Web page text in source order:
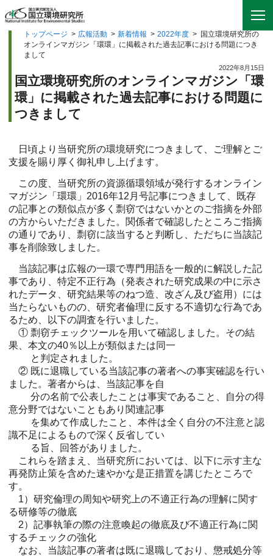
トップページ > 広報活動 > 新着情報 > 2022年度 > 国立環境研究所の
オンラインマガジン「環環」に掲載された過去記事における問題につき
まして
2022年8月15日
国立環境研究所のオンラインマガジン「環
環」に掲載された過去記事における問題に
つきまして
日頃より当研究所の環境研究につきまして、ご理解とご
支援を賜り厚く御礼申し上げます。
この度、当研究所の資源循環領域が発行するオンライン
マガジン「環環」2016年12月号記事につきまして、既存
の記事との類似点が多く剽窃ではないかとのご指摘を外部
の方からいただきました。関係者で確認したところご指摘
の通りであり、剽窃に該当すると判断し、ただちに当該記
事を削除致しました。
当該記事は広報の一環で専門用語を一般的に解説した記
事であり、特定不正行為（発表された研究成果の中に示さ
れたデータ、研究結果等のねつ造、改ざん及び盗用）には
当たらないものの、研究者倫理に反する不適切な行為であ
るため、以下の調査を行いました。
① 剽窃チェックツールを用いて確認しました。その結
果、本文の40％以上が類似または同一
と判定されました。
② 既に退職している当該記事の著者への事実確認を行い
ました。著者からは、当該記事を自
分の名前で公表したことは事実であること、自分の得
意分野ではないこともあり関連記事
を集めて作成したこと、本件は全く自分の不注意と認
識不足によるもので深く反省してい
る旨、回答がありました。
これらを踏まえ、当研究所においては、以下に示す主な
再発防止策を含めた速やかな是正措置を講じたところで
す。
1）研究倫理の周知や研究上の不適正行為の理解に関す
る研修等の徹底
2）記事執筆の際の注意喚起の徹底及び不適正行為に関
するチェックの強化
なお、当該記事の著者は既に退職しており、懲戒処分等